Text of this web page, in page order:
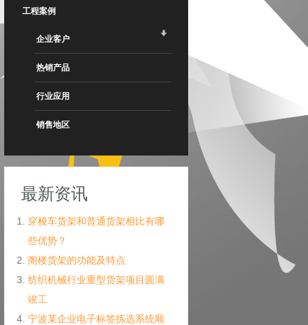
工程案例
企业客户
热销产品
行业应用
销售地区
最新资讯
穿梭车货架和普通货架相比有哪
些优势？
阁楼货架的功能及特点
纺织机械行业重型货架项目圆满
竣工
宁波某企业电子标签拣选系统顺